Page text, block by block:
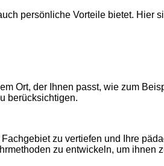
persönliche Vorteile bietet. Hier
Ort, der Ihnen passt, wie zum
berücksichtigen.
zu vertiefen und Ihre
zu entwickeln, um ihnen